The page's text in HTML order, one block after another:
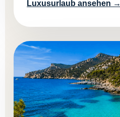
Luxusurlaub ansehen →